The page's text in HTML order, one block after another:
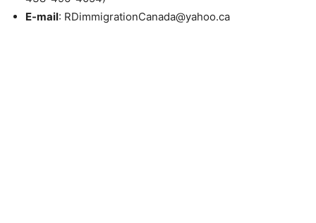
E-mail: RDimmigrationCanada@yahoo.ca